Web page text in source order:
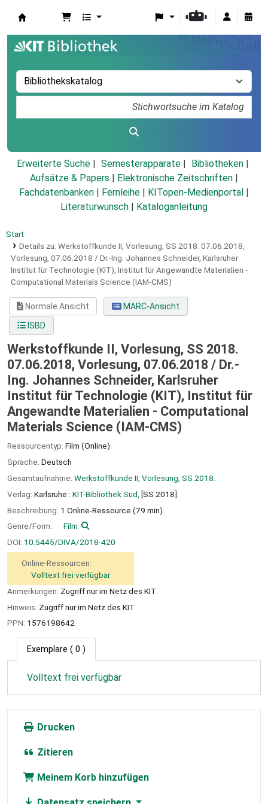
Erweiterte Suche Semesterapparate
Bibliotheken
Aufsätze & Papers
Elektronische Zeitschriften
Fachdatenbanken
Fernleihe KITopen-Medienportal
Literaturwunsch
Kataloganleitung
Start
Details zu: Werkstoffkunde II, Vorlesung, SS 2018. 07.06.2018,
Vorlesung, 07.06.2018 / Dr.-Ing. Johannes Schneider, Karlsruher
Institut für Technologie (KIT), Institut für Angewandte Materialien -
Computational Materials Science (IAM-CMS)
Normale Ansicht
MARC-Ansicht
ISBD
Werkstoffkunde II, Vorlesung, SS 2018.
07.06.2018, Vorlesung, 07.06.2018 / Dr.-
Ing. Johannes Schneider, Karlsruher
Institut für Technologie (KIT), Institut für
Angewandte Materialien - Computational
Materials Science (IAM-CMS)
Ressourcentyp: Film (Online)
Sprache: Deutsch
Gesamtaufnahme: Werkstoffkunde II, Vorlesung, SS 2018.
Verlag: Karlsruhe : KIT-Bibliothek Süd, [SS 2018]
Beschreibung: 1 Online-Ressource (79 min)
Genre/Form:
Film
DOI: 10.5445/DIVA/2018-420
Online-Ressourcen:
Volltext frei verfügbar
Anmerkungen: Zugriff nur im Netz des KIT
Hinweis: Zugriff nur im Netz des KIT
PPN: 1576198642
Exemplare ( 0 )
Volltext frei verfügbar
Drucken
Zitieren
Meinem Korb hinzufügen